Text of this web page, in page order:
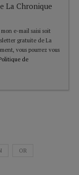
La Chronique
e-mail saisi soit
gratuite de La
vous pourrez vous
de
OR